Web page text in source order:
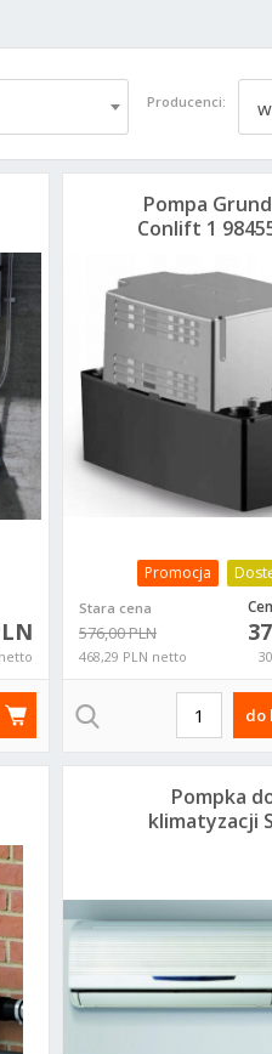
Producenci:
Promocja
Stara cena
576,00 PLN
468,29 PLN netto
Pompa
Conlift 1
do
Pompka
klimatyzacji